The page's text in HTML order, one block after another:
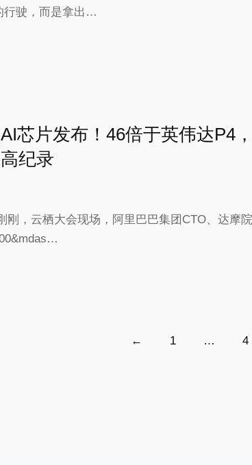
行驶，而是拿出…
芯片发布！46倍于英伟达P4
纪录
刚，云栖大会现场，阿里巴巴集团CTO、达摩
← 1 … 4